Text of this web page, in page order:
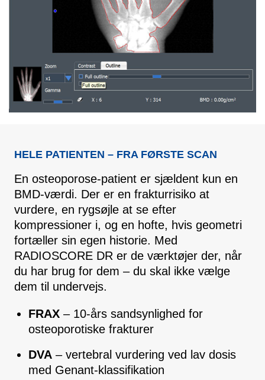
HELE PATIENTEN – FRA FØRSTE SCAN
En osteoporose-patient er sjældent kun en
BMD-værdi. Der er en frakturrisiko at
vurdere, en rygsøjle at se efter
kompressioner i, og en hofte, hvis geometri
fortæller sin egen historie. Med
RADIOSCORE DR er de værktøjer der, når
du har brug for dem – du skal ikke vælge
dem til undervejs.
FRAX – 10-års sandsynlighed for
osteoporotiske frakturer
DVA – vertebral vurdering ved lav dosis
med Genant-klassifikation